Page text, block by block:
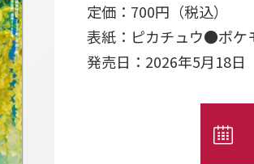
定価：700円（税込）
表紙：ピカチュウ●ポケ
発売日：2026年5月18日